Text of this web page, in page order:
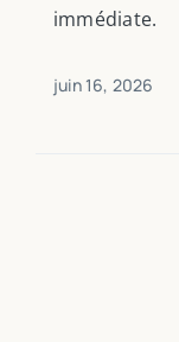
immédiate.
juin 16, 2026